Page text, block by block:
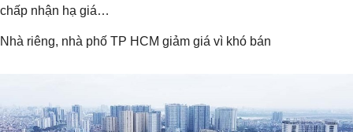
chấp nhận hạ giá…
Nhà riêng, nhà phố TP HCM giảm giá vì khó bán